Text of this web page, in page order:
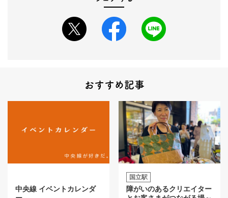
おすすめ記事
中央線 イベントカレンダ
国立駅
障がいのあるクリエイター